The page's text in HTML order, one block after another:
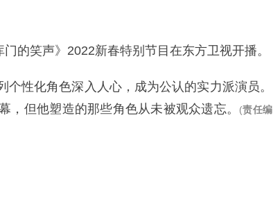
的笑声》2022新春特别节目在东方卫视开播。
性化角色深入人心，成为公认的实力派演员。
，但他塑造的那些角色从未被观众遗忘。
(责任编